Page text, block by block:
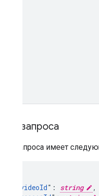
Тело запроса
Тело запроса имеет
videoId": string
,